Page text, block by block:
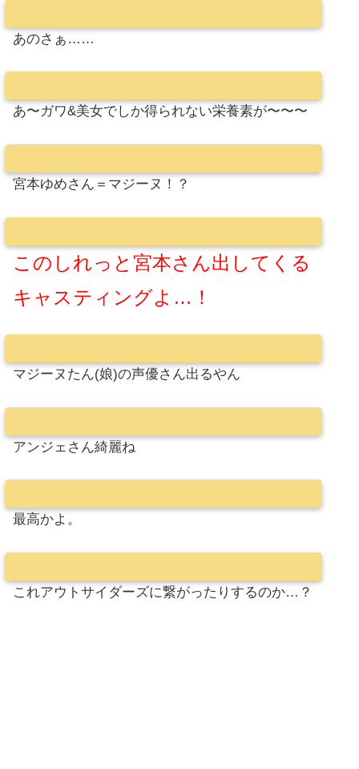
あのさぁ……
あ〜ガワ&美女でしか得られない栄養素が〜〜〜
宮本ゆめさん＝マジーヌ！？
このしれっと宮本さん出してくる
キャスティングよ…！
マジーヌたん(娘)の声優さん出るやん
アンジェさん綺麗ね
最高かよ。
これアウトサイダーズに繋がったりするのか…？